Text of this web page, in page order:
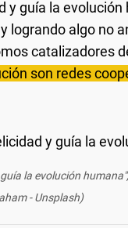
y guía la
logrando algo no
catalizadores
son redes
la evolución
- Unsplash)